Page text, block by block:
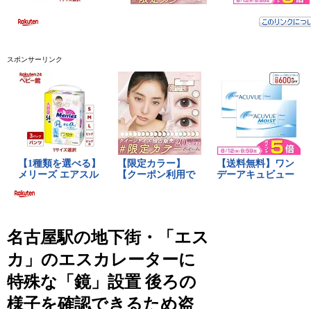
スポンサーリンク
名古屋駅の地下街・「エス
カ」のエスカレーターに
特殊な「鏡」設置 後ろの
様子を確認できるため盗